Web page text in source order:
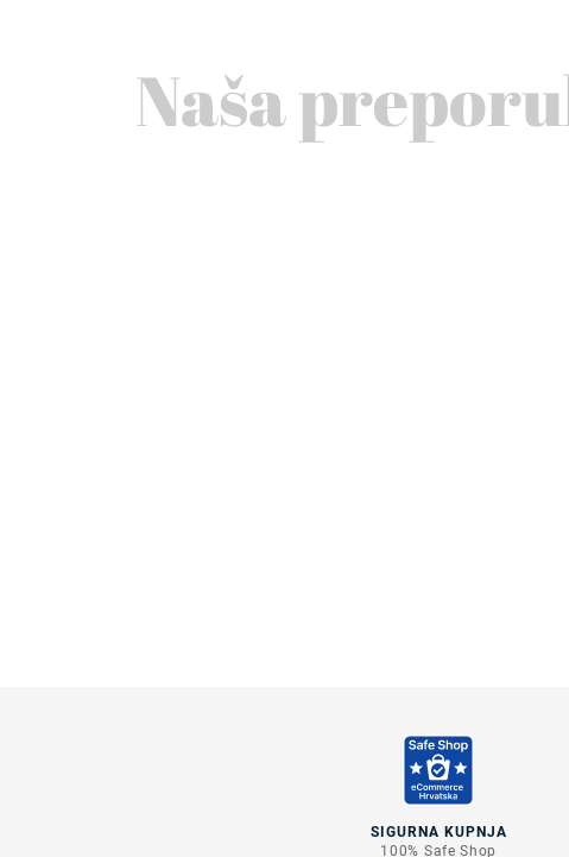
Naša
SIGURNA KUPNJA
100% Safe Shop